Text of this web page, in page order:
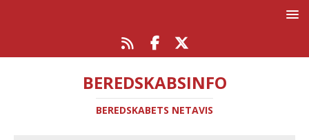
BEREDSKABSINFO
BEREDSKABETS NETAVIS